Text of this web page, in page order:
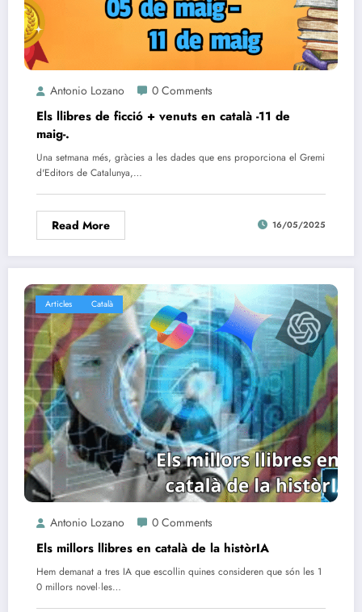
Antonio Lozano 0 Comments
Els llibres de ficció + venuts en català -11 de
maig-.
Una setmana més, gràcies a les dades que ens proporciona el Gremi
d'Editors de Catalunya,…
Read More 16/05/2025
Articles Català
Antonio Lozano 0 Comments
Els millors llibres en català de la històrIA
Hem demanat a tres IA que escollin quines consideren que són les 1
0 millors novel·les…